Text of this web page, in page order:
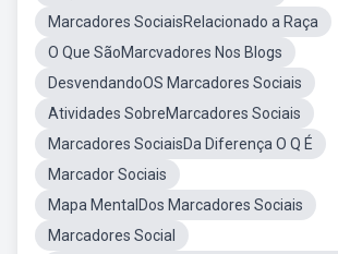
Marcadores SociaisRelacionado a Raça
O Que SãoMarcvadores Nos Blogs
DesvendandoOS Marcadores Sociais
Atividades SobreMarcadores Sociais
Marcadores SociaisDa Diferença O Q É
Marcador Sociais
Mapa MentalDos Marcadores Sociais
Marcadores Social